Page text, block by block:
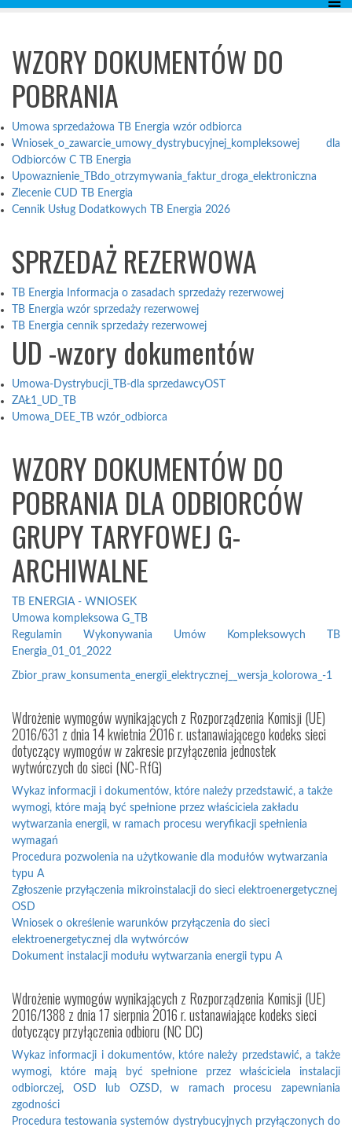
WZORY DOKUMENTÓW DO
POBRANIA
Umowa sprzedażowa TB Energia wzór odbiorca
Wniosek_o_zawarcie_umowy_dystrybucyjnej_kompleksowej dla
Odbiorców C TB Energia
Upowaznienie_TBdo_otrzymywania_faktur_droga_elektroniczna
Zlecenie CUD TB Energia
Cennik Usług Dodatkowych TB Energia 2026
SPRZEDAŻ REZERWOWA
TB Energia Informacja o zasadach sprzedaży rezerwowej
TB Energia wzór sprzedaży rezerwowej
TB Energia cennik sprzedaży rezerwowej
UD -wzory dokumentów
Umowa-Dystrybucji_TB-dla sprzedawcyOST
ZAŁ1_UD_TB
Umowa_DEE_TB wzór_odbiorca
WZORY DOKUMENTÓW DO
POBRANIA DLA ODBIORCÓW
GRUPY TARYFOWEJ G-
ARCHIWALNE
TB ENERGIA - WNIOSEK
Umowa kompleksowa G_TB
Regulamin Wykonywania Umów Kompleksowych TB
Energia_01_01_2022
Zbior_praw_konsumenta_energii_elektrycznej__wersja_kolorowa_-1
Wdrożenie wymogów wynikających z Rozporządzenia Komisji (UE)
2016/631 z dnia 14 kwietnia 2016 r. ustanawiającego kodeks sieci
dotyczący wymogów w zakresie przyłączenia jednostek
wytwórczych do sieci (NC-RfG)
Wykaz informacji i dokumentów, które należy przedstawić, a także
wymogi, które mają być spełnione przez właściciela zakładu
wytwarzania energii, w ramach procesu weryfikacji spełnienia
wymagań
Procedura pozwolenia na użytkowanie dla modułów wytwarzania
typu A
Zgłoszenie przyłączenia mikroinstalacji do sieci elektroenergetycznej
OSD
Wniosek o określenie warunków przyłączenia do sieci
elektroenergetycznej dla wytwórców
Dokument instalacji modułu wytwarzania energii typu A
Wdrożenie wymogów wynikających z Rozporządzenia Komisji (UE)
2016/1388 z dnia 17 sierpnia 2016 r. ustanawiające kodeks sieci
dotyczący przyłączenia odbioru (NC DC)
Wykaz informacji i dokumentów, które należy przedstawić, a także
wymogi, które mają być spełnione przez właściciela instalacji
odbiorczej, OSD lub OZSD, w ramach procesu zapewniania
zgodności
Procedura testowania systemów dystrybucyjnych przyłączonych do